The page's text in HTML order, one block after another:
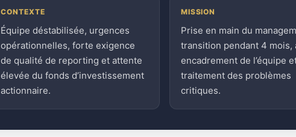
CONTEXTE
Équipe déstabilisée, urgences
opérationnelles, forte exigence
de qualité de reporting et attente
élevée du fonds d’investissement
actionnaire.
MISSION
Prise en main du
transition pendant 4 mois,
encadrement de l’équipe
traitement des problèmes
critiques.